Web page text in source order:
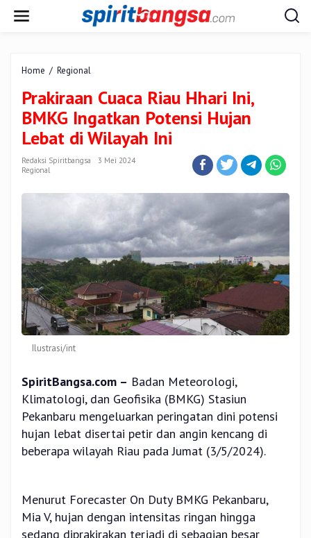
Home / Regional
Riau
Ini,
BMKG
Ingatkan
Potensi
Ini
Prakiraan Cuaca Riau Hhari Ini,
BMKG Ingatkan Potensi Hujan
Lebat di Wilayah Ini
Redaksi Spiritbangsa
3 Mei 2024
Regional
Ilustrasi/int
SpiritBangsa.com – Badan Meteorologi,
Klimatologi, dan Geofisika (BMKG) Stasiun
Pekanbaru mengeluarkan peringatan dini potensi
hujan lebat disertai petir dan angin kencang di
beberapa wilayah Riau pada Jumat (3/5/2024).
Menurut Forecaster On Duty BMKG Pekanbaru,
Mia V, hujan dengan intensitas ringan hingga
sedang diprakirakan terjadi di sebagian besar